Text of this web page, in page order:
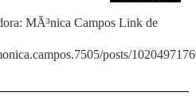
MÃ³nica Campos Link de
posts/